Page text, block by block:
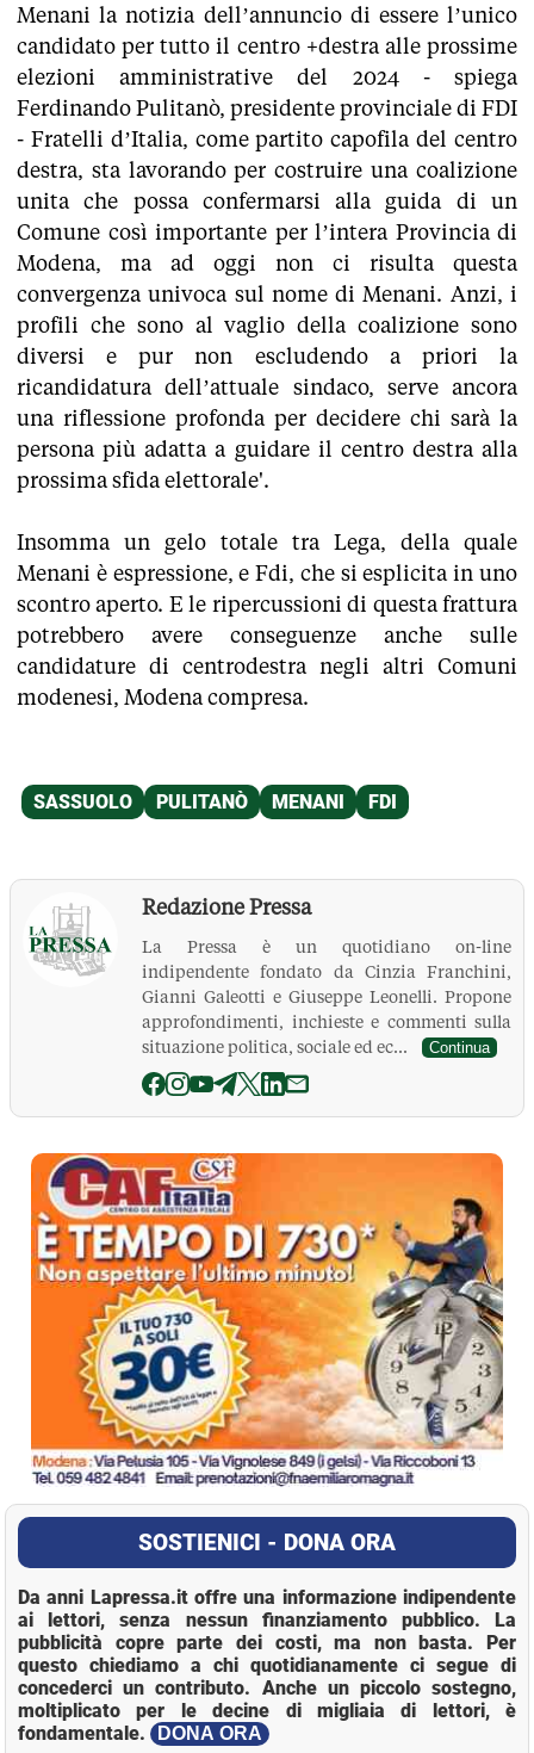
Menani la notizia dell’annuncio di essere l’unico
candidato per tutto il centro +destra alle prossime
elezioni amministrative del 2024 - spiega
Ferdinando Pulitanò, presidente provinciale di FDI
- Fratelli d’Italia, come partito capofila del centro
destra, sta lavorando per costruire una coalizione
unita che possa confermarsi alla guida di un
Comune così importante per l’intera Provincia di
Modena, ma ad oggi non ci risulta questa
convergenza univoca sul nome di Menani. Anzi, i
profili che sono al vaglio della coalizione sono
diversi e pur non escludendo a priori la
ricandidatura dell’attuale sindaco, serve ancora
una riflessione profonda per decidere chi sarà la
persona più adatta a guidare il centro destra alla
prossima sfida elettorale'.
Insomma un gelo totale tra Lega, della quale
Menani è espressione, e Fdi, che si esplicita in uno
scontro aperto. E le ripercussioni di questa frattura
potrebbero avere conseguenze anche sulle
candidature di centrodestra negli altri Comuni
modenesi, Modena compresa.
Redazione Pressa
La Pressa è un quotidiano on-line
indipendente fondato da Cinzia Franchini,
Gianni Galeotti e Giuseppe Leonelli. Propone
approfondimenti, inchieste e commenti sulla
situazione politica, sociale ed ec...
Continua
La Pressa
SOSTIENICI - DONA ORA
Da anni Lapressa.it offre una informazione indipendente
ai lettori, senza nessun finanziamento pubblico. La
pubblicità copre parte dei costi, ma non basta. Per
questo chiediamo a chi quotidianamente ci segue di
concederci un contributo. Anche un piccolo sostegno,
moltiplicato per le decine di migliaia di lettori, è
fondamentale.
DONA ORA